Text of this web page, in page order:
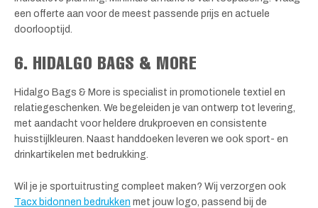
een offerte aan voor de meest passende prijs en actuele
doorlooptijd.
6. HIDALGO BAGS & MORE
Hidalgo Bags & More is specialist in promotionele textiel en
relatiegeschenken. We begeleiden je van ontwerp tot levering,
met aandacht voor heldere drukproeven en consistente
huisstijlkleuren. Naast handdoeken leveren we ook sport- en
drinkartikelen met bedrukking.
Wil je je sportuitrusting compleet maken? Wij verzorgen ook
Tacx bidonnen bedrukken met jouw logo, passend bij de